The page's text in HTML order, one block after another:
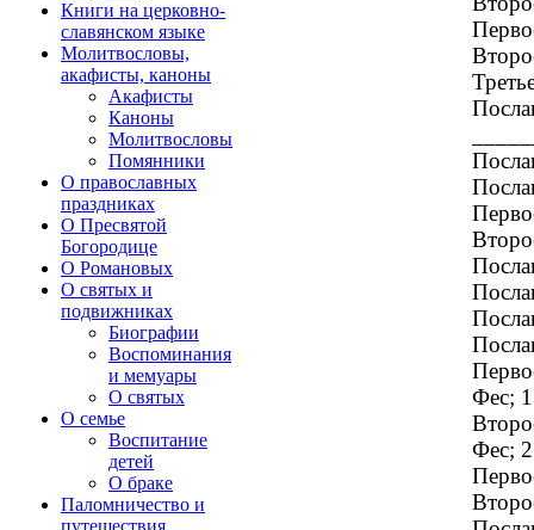
Книги на церковно-
славянском языке
Молитвословы,
акафисты, каноны
Акафисты
Каноны
Молитвословы
Помянники
О православных
праздниках
О Пресвятой
Богородице
О Романовых
О святых и
подвижниках
Биографии
Воспоминания
и мемуары
О святых
О семье
Воспитание
детей
О браке
Паломничество и
путешествия
Фес;
Фес;